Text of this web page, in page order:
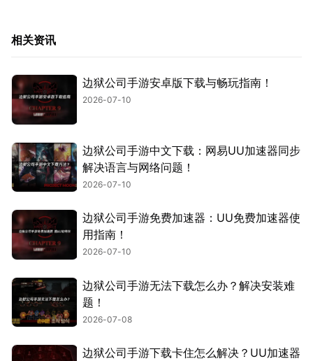
相关资讯
边狱公司手游安卓版下载与畅玩指南！
2026-07-10
边狱公司手游中文下载：网易UU加速器同步
解决语言与网络问题！
2026-07-10
边狱公司手游免费加速器：UU免费加速器使
用指南！
2026-07-10
边狱公司手游无法下载怎么办？解决安装难
题！
2026-07-08
边狱公司手游下载卡住怎么解决？UU加速器